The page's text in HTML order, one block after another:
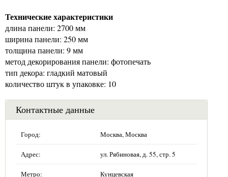
Технические характеристики
длина панели: 2700 мм
ширина панели: 250 мм
толщина панели: 9 мм
метод декорирования панели: фотопечать
тип декора: гладкий матовый
количество штук в упаковке: 10
Контактные данные
Город: Москва, Москва
Адрес: ул. Рябиновая, д. 55, стр. 5
Метро: Кунцевская